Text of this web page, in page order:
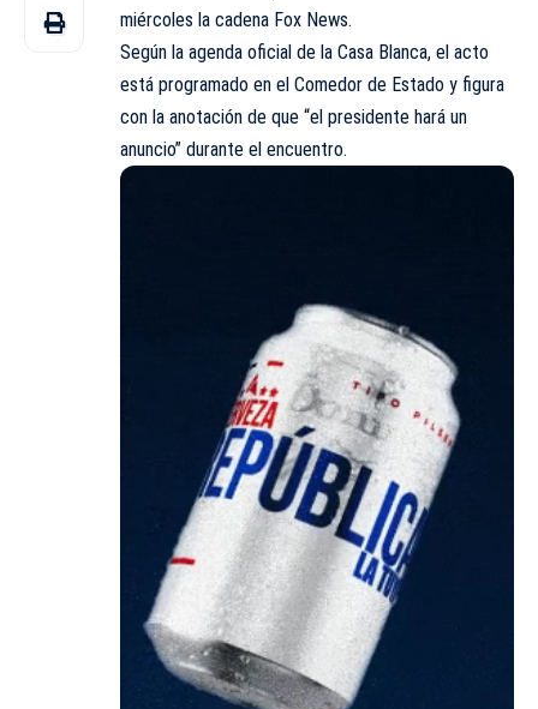
miércoles la cadena Fox News.
Según la agenda oficial de la Casa Blanca, el acto
está programado en el Comedor de Estado y figura
con la anotación de que “el presidente hará un
anuncio” durante el encuentro.